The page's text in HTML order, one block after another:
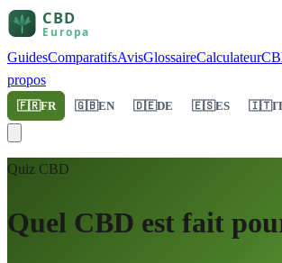
GuidesComparatifsAvisGlossaireCalculateur
propos
🇫🇷FR 🇬🇧EN 🇩🇪DE 🇪🇸ES 🇮🇹
Quiz CBD
Quel CBD est fait